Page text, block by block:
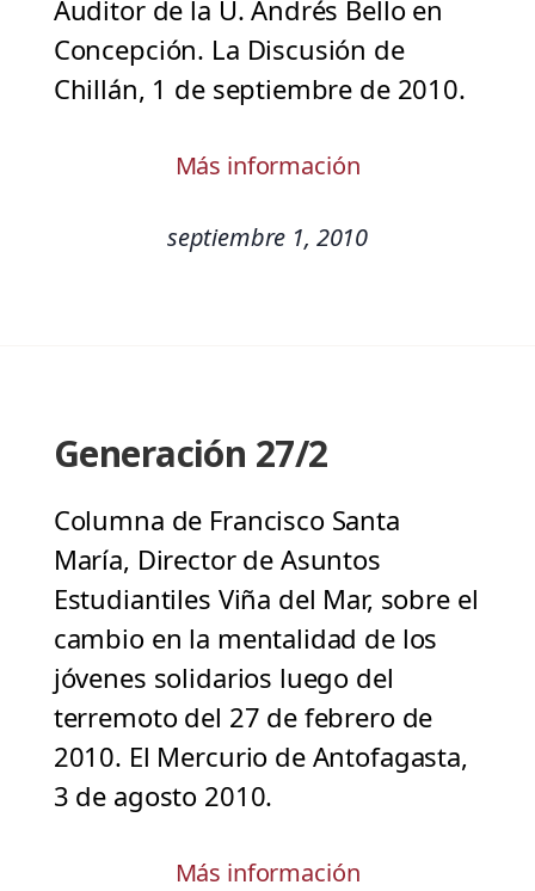
Auditor de la U. Andrés Bello en
Concepción. La Discusión de
Chillán, 1 de septiembre de 2010.
Más información
septiembre 1, 2010
Generación 27/2
Columna de Francisco Santa
María, Director de Asuntos
Estudiantiles Viña del Mar, sobre el
cambio en la mentalidad de los
jóvenes solidarios luego del
terremoto del 27 de febrero de
2010. El Mercurio de Antofagasta,
3 de agosto 2010.
Más información